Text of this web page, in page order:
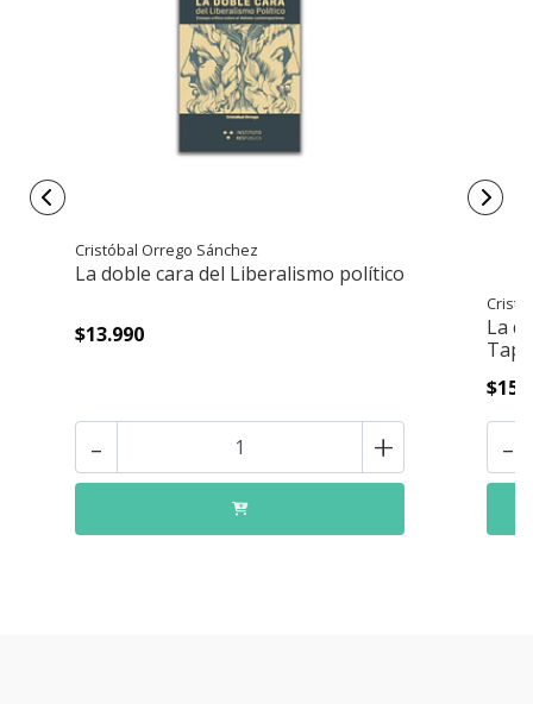
Cristóbal Orrego Sánchez
La doble cara del Liberalismo político
$13.990
- +
La
-